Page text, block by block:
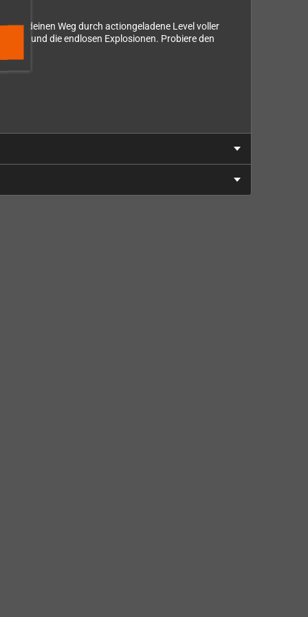
dir deinen Weg durch actiongeladene Level voller
und die endlosen Explosionen. Probiere den